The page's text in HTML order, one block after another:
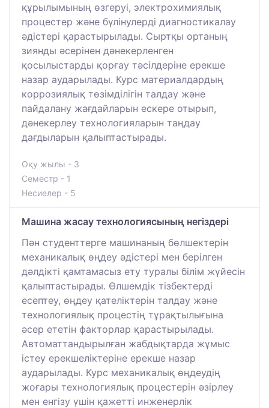
құрылымының өзгеруі, электрохимиялық
процестер және бүлінулерді диагностикалау
әдістері қарастырылады. Сыртқы ортаның
зиянды әсерінен дәнекерленген
қосылыстарды қорғау тәсілдеріне ерекше
назар аударылады. Курс материалдардың
коррозиялық төзімділігін талдау және
пайдалану жағдайларын ескере отырып,
дәнекерлеу технологияларын таңдау
дағдыларын қалыптастырады.
Оқу жылы - 3
Семестр - 1
Несиелер - 5
Машина жасау технологиясының негіздері
Пән студенттерге машинаның бөлшектерін
механикалық өңдеу әдістері мен берілген
дәлдікті қамтамасыз ету туралы білім жүйесін
қалыптастырады. Өлшемдік тізбектерді
есептеу, өңдеу қателіктерін талдау және
технологиялық процестің тұрақтылығына
әсер ететін факторлар қарастырылады.
Автоматтандырылған жабдықтарда жұмыс
істеу ерекшеліктеріне ерекше назар
аударылады. Курс механикалық өңдеудің
жоғары технологиялық процестерін әзірлеу
мен енгізу үшін қажетті инженерлік